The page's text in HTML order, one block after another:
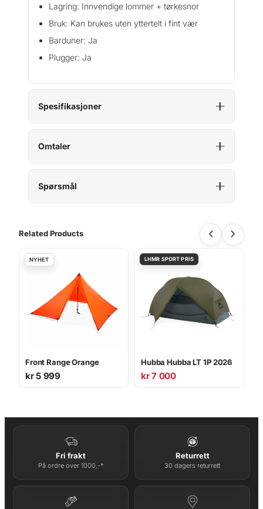
Lagring: Innvendige lommer + tørkesnor
Bruk: Kan brukes uten yttertelt i fint vær
Barduner: Ja
Plugger: Ja
Spesifikasjoner
Omtaler
Spørsmål
Related Products
Front Range Orange
kr5 999
Hubba Hubba LT 1P 2026
kr7 000
Fri frakt
På ordre over 1000,-*
Returrett
30 dagers returrett